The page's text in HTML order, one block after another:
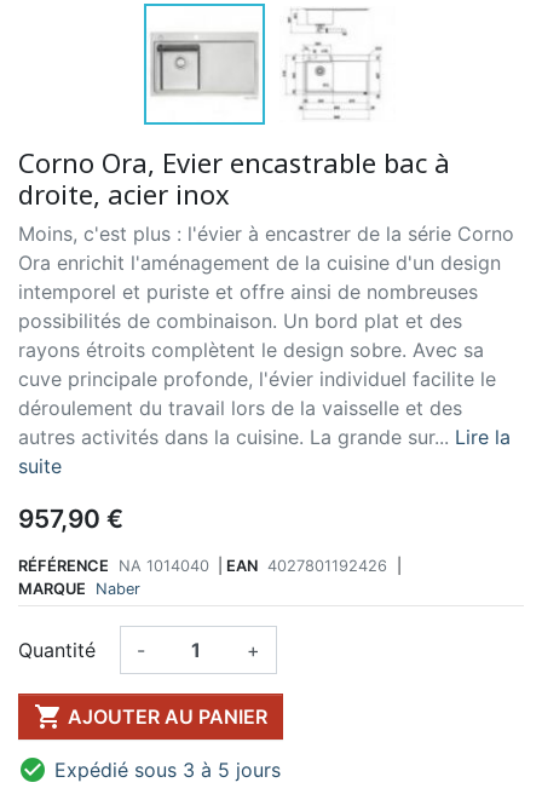
Corno Ora, Evier encastrable bac à
droite, acier inox
Moins, c'est plus : l'évier à encastrer de la série Corno
Ora enrichit l'aménagement de la cuisine d'un design
intemporel et puriste et offre ainsi de nombreuses
possibilités de combinaison. Un bord plat et des
rayons étroits complètent le design sobre. Avec sa
cuve principale profonde, l'évier individuel facilite le
déroulement du travail lors de la vaisselle et des
autres activités dans la cuisine. La grande sur... Lire la
suite
957,90 €
RÉFÉRENCE NA 1014040 EAN 4027801192426
MARQUE
Naber
Quantité - +
 AJOUTER AU PANIER
 Expédié sous 3 à 5 jours